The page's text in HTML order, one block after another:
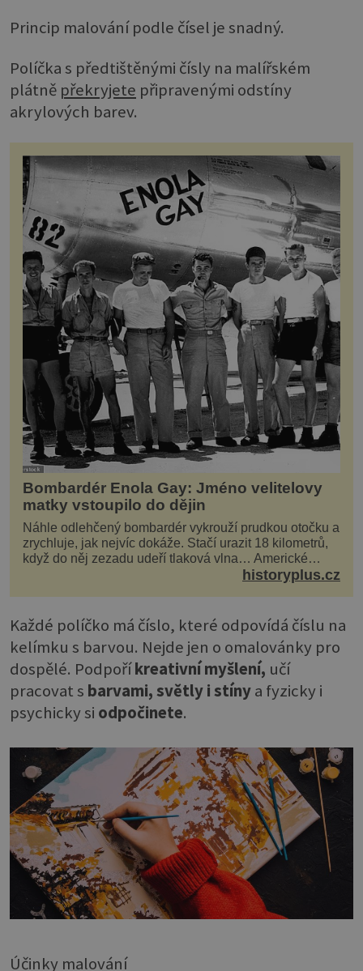
Princip malování podle čísel je snadný.
Políčka s předtištěnými čísly na malířském
plátně překryjete připravenými odstíny
akrylových barev.
Bombardér Enola Gay: Jméno velitelovy
matky vstoupilo do dějin
Náhle odlehčený bombardér vykrouží prudkou otočku a
zrychluje, jak nejvíc dokáže. Stačí urazit 18 kilometrů,
když do něj zezadu udeří tlaková vlna… Americké
rozhodnutí svrhnout ničivou jadernou bombu ...historyplus.cz
Každé políčko má číslo, které odpovídá číslu na
kelímku s barvou. Nejde jen o omalovánky pro
dospělé. Podpoříkreativní myšlení, učí
pracovat s barvami, světly i stínya fyzicky i
psychicky si odpočinete.
Účinky malování